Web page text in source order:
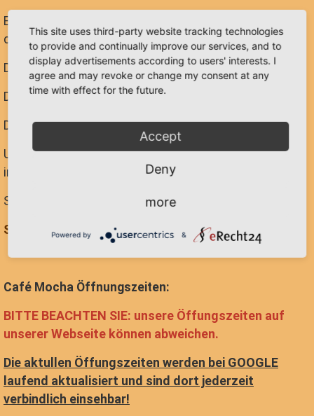
Ein Geschenk ist nicht das, was man gibt. Sondern
das, was bleibt.
Der Duft.
Der ersteSchluck .
Der Moment, der alles verändert.
Unser Kaffee wird nicht für Lager geröstet, sondern
immer ganz frisch für Sie.
Schenken Sie zu Ostern keinen Standard.
Schenken Sie Charakter. Tiefe. Luxus.
Café Mocha Öffnungszeiten:
BITTE BEACHTEN SIE: unsere Öffungszeiten auf
unserer Webseite können abweichen.
Die aktullen Öffungszeiten werden bei GOOGLE
laufend aktualisiert und sind dort jederzeit
verbindlich einsehbar!
This site uses third-party website tracking technologies
to provide and continually improve our services, and to
display advertisements according to users' interests. I
agree and may revoke or change my consent at any
time with effect for the future.
Accept
Deny
more
Powered by &